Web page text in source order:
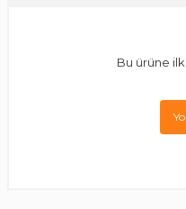
Bu ürüne